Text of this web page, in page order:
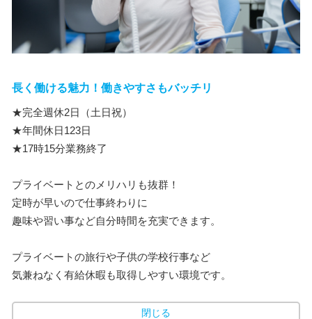
長く働ける魅力！働きやすさもバッチリ
★完全週休2日（土日祝）
★年間休日123日
★17時15分業務終了
プライベートとのメリハリも抜群！
定時が早いので仕事終わりに
趣味や習い事など自分時間を充実できます。
プライベートの旅行や子供の学校行事など
気兼ねなく有給休暇も取得しやすい環境です。
閉じる